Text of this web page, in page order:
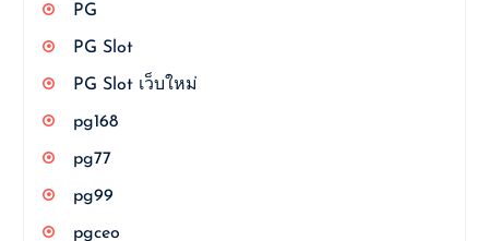
PG
PG Slot
PG Slot เว็บใหม่
pg168
pg77
pg99
pgceo